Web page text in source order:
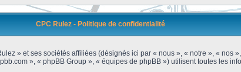
CPC Rulez - Politique de confidentialité
» et ses sociétés affiliées (désignés ici par « nous », « notre », « nos
», « phpBB Group », « équipes de phpBB ») utilisent toutes les